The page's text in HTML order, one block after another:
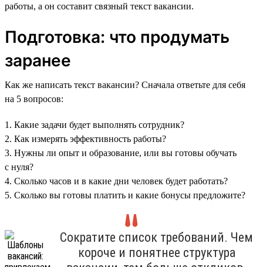
работы, а он составит связный текст вакансии.
Подготовка: что продумать
заранее
Как же написать текст вакансии? Сначала ответьте для себя
на 5 вопросов:
1. Какие задачи будет выполнять сотрудник?
2. Как измерять эффективность работы?
3. Нужны ли опыт и образование, или вы готовы обучать
с нуля?
4. Сколько часов и в какие дни человек будет работать?
5. Сколько вы готовы платить и какие бонусы предложите?
Сократите список требований. Чем
короче и понятнее структура